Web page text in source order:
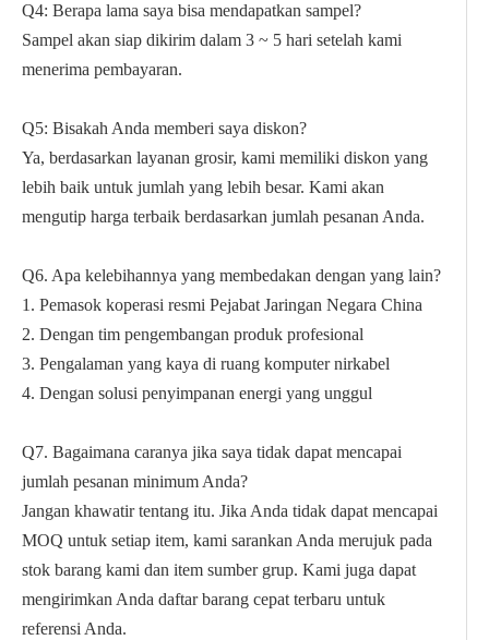
Q4: Berapa lama saya bisa mendapatkan sampel?
Sampel akan siap dikirim dalam 3 ~ 5 hari setelah kami
menerima pembayaran.
Q5: Bisakah Anda memberi saya diskon?
Ya, berdasarkan layanan grosir, kami memiliki diskon yang
lebih baik untuk jumlah yang lebih besar. Kami akan
mengutip harga terbaik berdasarkan jumlah pesanan Anda.
Q6. Apa kelebihannya yang membedakan dengan yang lain?
1. Pemasok koperasi resmi Pejabat Jaringan Negara China
2. Dengan tim pengembangan produk profesional
3. Pengalaman yang kaya di ruang komputer nirkabel
4. Dengan solusi penyimpanan energi yang unggul
Q7. Bagaimana caranya jika saya tidak dapat mencapai
jumlah pesanan minimum Anda?
Jangan khawatir tentang itu. Jika Anda tidak dapat mencapai
MOQ untuk setiap item, kami sarankan Anda merujuk pada
stok barang kami dan item sumber grup. Kami juga dapat
mengirimkan Anda daftar barang cepat terbaru untuk
referensi Anda.